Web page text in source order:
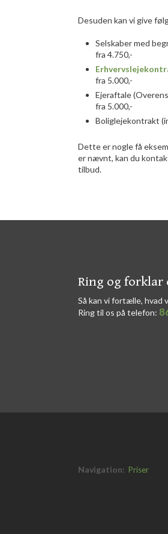
Desuden kan vi give
Selskaber med
fra 4.750,-
fra 5.000,-
Ejeraftale
fra 5.000,-
Boliglejekontrakt
Dette er nogle få
er nævnt, kan du
tilbud.
​​Ring og forklar
Så kan vi fortælle, hvad
Ring til os på telefon:
Navigation: Priser